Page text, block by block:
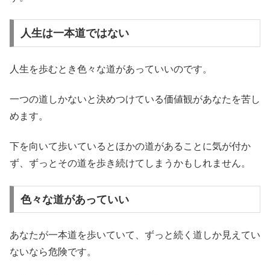
人生は一本道ではない
人生を歩むとき色々な道があっていいのです。
一つの道しかないと決めつけている価値観があなたを苦し
めます。
下を向いて歩いているとほかの道があることに気が付か
ず、ずっとその道を歩き続けてしまうかもしれません。
色々な道があっていい
あなたが一本道を歩いていて、ずっと続く道しか見えてい
ないなら危険です。